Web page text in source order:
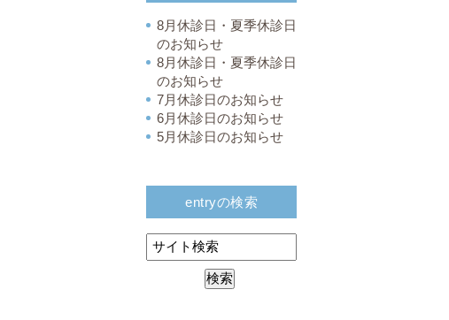
8月休診日・夏季休診日
のお知らせ
8月休診日・夏季休診日
のお知らせ
7月休診日のお知らせ
6月休診日のお知らせ
5月休診日のお知らせ
entryの検索